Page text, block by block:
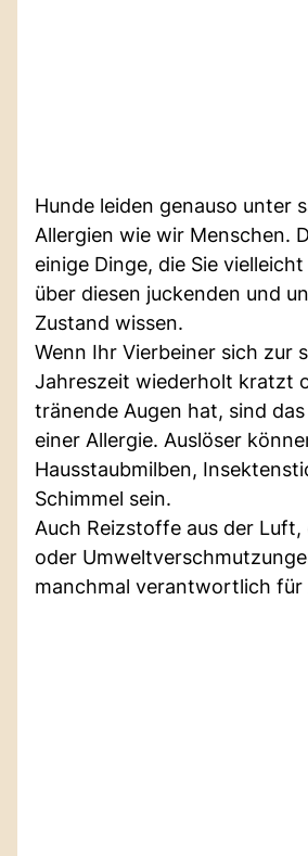
Hunde leiden genauso unter
Allergien wie wir Menschen.
einige Dinge, die Sie
über diesen juckenden und
Zustand wissen.
Wenn Ihr Vierbeiner sich zur
Jahreszeit wiederholt kratzt
tränende Augen hat, sind
einer Allergie. Auslöser
Hausstaubmilben,
Schimmel sein.
Auch Reizstoffe aus der Luft,
oder
manchmal verantwortlich für